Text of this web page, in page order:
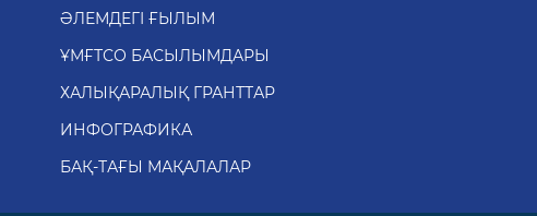
ӘЛЕМДЕГІ ҒЫЛЫМ
ҰМҒТСО БАСЫЛЫМДАРЫ
ХАЛЫҚАРАЛЫҚ ГРАНТТАР
ИНФОГРАФИКА
БАҚ-ТАҒЫ МАҚАЛАЛАР